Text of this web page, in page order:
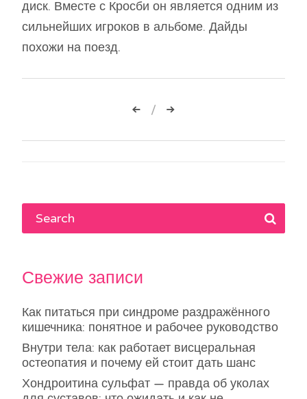
диск. Вместе с Кросби он является одним из
сильнейших игроков в альбоме. Дайды
похожи на поезд.
Навигация
по
Свежие записи
Как питаться при синдроме раздражённого
кишечника: понятное и рабочее руководство
Внутри тела: как работает висцеральная
остеопатия и почему ей стоит дать шанс
Хондроитина сульфат — правда об уколах